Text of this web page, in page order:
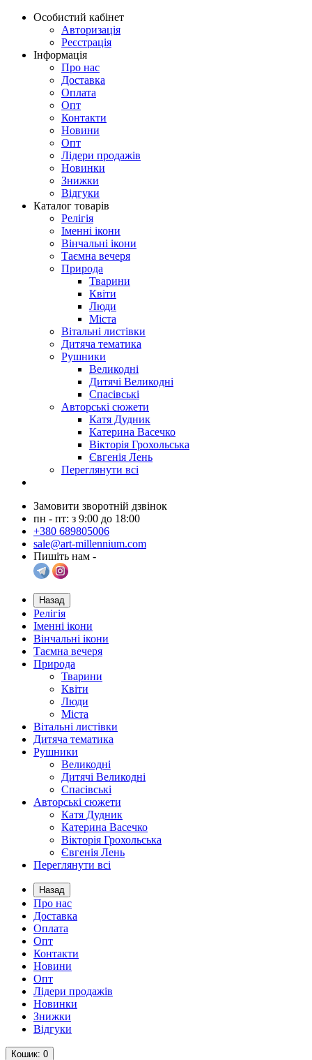
Особистий кабінет
Авторизація
Реєстрація
Інформація
Про нас
Доставка
Оплата
Опт
Контакти
Новини
Опт
Лідери продажів
Новинки
Знижки
Відгуки
Каталог товарів
Релігія
Іменні ікони
Вінчальні ікони
Таємна вечеря
Природа
Тварини
Квіти
Люди
Міста
Вітальні листівки
Дитяча тематика
Рушники
Великодні
Дитячі Великодні
Спасівські
Авторські сюжети
Катя Дудник
Катерина Васечко
Вікторія Грохольська
Євгенія Лень
Переглянути всі
Замовити зворотній дзвінок
пн - пт: з 9:00 до 18:00
+380 689805006
sale@art-millennium.com
Пишіть нам -
Назад
Релігія
Іменні ікони
Вінчальні ікони
Таємна вечеря
Природа
Тварини
Квіти
Люди
Міста
Вітальні листівки
Дитяча тематика
Рушники
Великодні
Дитячі Великодні
Спасівські
Авторські сюжети
Катя Дудник
Катерина Васечко
Вікторія Грохольська
Євгенія Лень
Переглянути всі
Назад
Про нас
Доставка
Оплата
Опт
Контакти
Новини
Опт
Лідери продажів
Новинки
Знижки
Відгуки
Кошик: 0